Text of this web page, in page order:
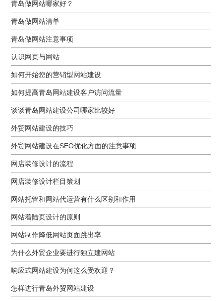
青岛做网站哪家好？
青岛做网站清单
青岛做网站注意事项
认识网页与网站
如何开始您的营销型网站建设
如何提高青岛网站建设客户访问流量
谈谈青岛网站建设公司哪家比较好
外贸网站建设的技巧
外贸网站建设在SEO优化方面的注意事项
网店装修设计的流程
网店装修设计栏目策划
网站托管和网站代运营有什么区别和作用
网站着陆页设计的原则
网站制作降低网站页面跳出率
为什么外贸企业要进行独立建网站
响应式网站建设为何这么受欢迎？
怎样进行青岛外贸网站建设